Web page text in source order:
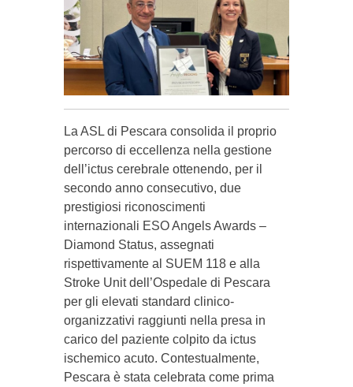
La ASL di Pescara consolida il proprio
percorso di eccellenza nella gestione
dell’ictus cerebrale ottenendo, per il
secondo anno consecutivo, due
prestigiosi riconoscimenti
internazionali ESO Angels Awards –
Diamond Status, assegnati
rispettivamente al SUEM 118 e alla
Stroke Unit dell’Ospedale di Pescara
per gli elevati standard clinico-
organizzativi raggiunti nella presa in
carico del paziente colpito da ictus
ischemico acuto. Contestualmente,
Pescara è stata celebrata come prima